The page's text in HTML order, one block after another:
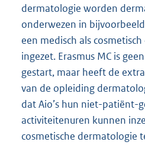
dermatologie worden
onderwezen in
een medisch als
ingezet. Erasmus MC is
gestart, maar heeft de
van de opleiding
dat Aio’s hun niet-patiënt-
activiteitenuren kunnen
cosmetische dermatologie